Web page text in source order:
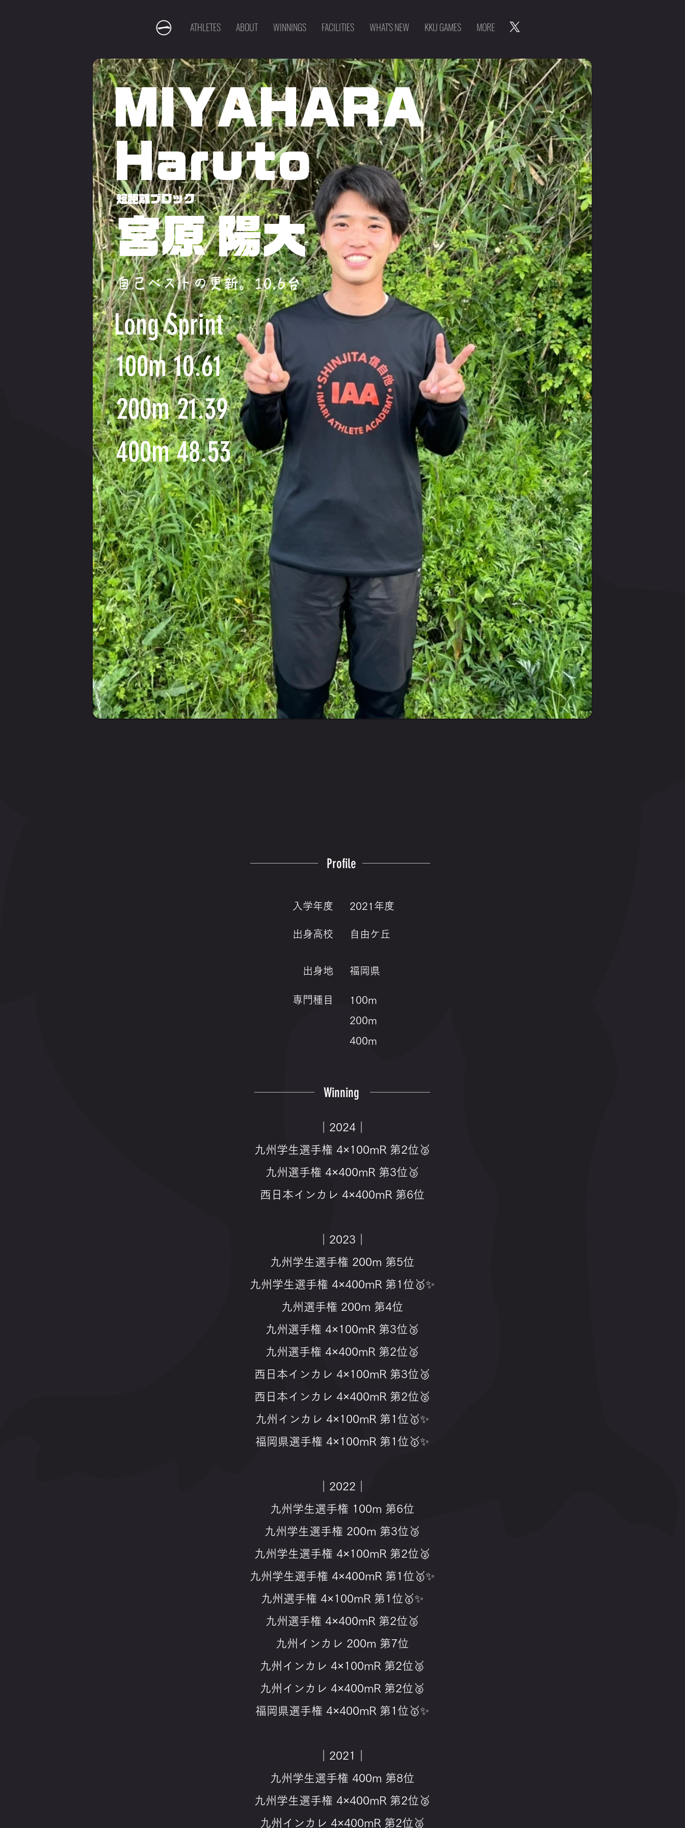
ATHLETES ABOUT WINNINGS FACILITIES WHAT'S NEW KKU GAMES MORE
MIYAHARA
Haruto
自己ベストの更新。10.6台
短距離ブロック
宮原 陽大
Long Sprint
100m 10.61
200m 21.39
400m 48.53
Profile
入学年度
出身高校
2021年度
自由ケ丘
出身地
専門種目
福岡県
100m
200m
400m
Winning
｜2024｜
九州学生選手権 4×100mR 第2位🥈
九州選手権 4×400mR 第3位🥉
西日本インカレ 4×400mR 第6位
｜2023｜
九州学生選手権 200m 第5位
九州学生選手権 4×400mR 第1位🥇✨
九州選手権 200m 第4位
九州選手権 4×100mR 第3位🥉
九州選手権 4×400mR 第2位🥈
西日本インカレ 4×100mR 第3位🥉
西日本インカレ 4×400mR 第2位🥈
九州インカレ 4×100mR 第1位🥇✨
福岡県選手権 4×100mR 第1位🥇✨
｜2022｜
九州学生選手権 100m 第6位
九州学生選手権 200m 第3位🥉
九州学生選手権 4×100mR 第2位🥈
九州学生選手権 4×400mR 第1位🥇✨
九州選手権 4×100mR 第1位🥇✨
九州選手権 4×400mR 第2位🥈
九州インカレ 200m 第7位
九州インカレ 4×100mR 第2位🥈
九州インカレ 4×400mR 第2位🥈
福岡県選手権 4×400mR 第1位🥇✨
｜2021｜
九州学生選手権 400m 第8位
九州学生選手権 4×400mR 第2位🥈
九州インカレ 4×400mR 第2位🥈